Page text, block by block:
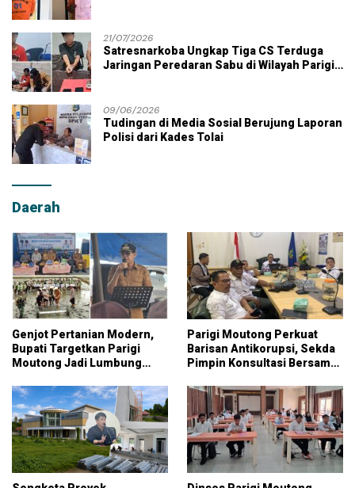
21/07/2026
Satresnarkoba Ungkap Tiga CS Terduga
Jaringan Peredaran Sabu di Wilayah Parigi
09/06/2026
Tudingan di Media Sosial Berujung Laporan
Polisi dari Kades Tolai
Daerah
Genjot Pertanian Modern,
Bupati Targetkan Parigi
Moutong Jadi Lumbung
Parigi Moutong Perkuat
Barisan Antikorupsi, Sekda
Pimpin Konsultasi Bersama